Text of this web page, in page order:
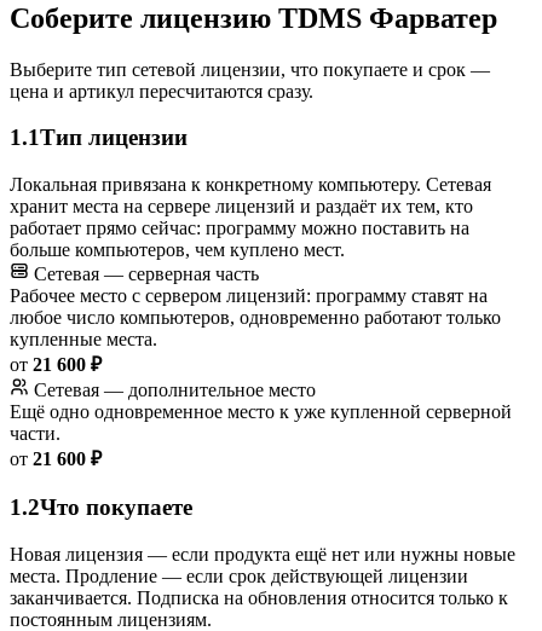
Соберите лицензию TDMS Фарватер
Выберите тип сетевой лицензии, что покупаете и срок —
цена и артикул пересчитаются сразу.
1.1Тип лицензии
Локальная привязана к конкретному компьютеру. Сетевая
хранит места на сервере лицензий и раздаёт их тем, кто
работает прямо сейчас: программу можно поставить на
больше компьютеров, чем куплено мест.
Сетевая — серверная часть
Рабочее место с сервером лицензий: программу ставят на
любое число компьютеров, одновременно работают только
купленные места.
от 21 600 ₽
Сетевая — дополнительное место
Ещё одно одновременное место к уже купленной серверной
части.
от 21 600 ₽
1.2Что покупаете
Новая лицензия — если продукта ещё нет или нужны новые
места. Продление — если срок действующей лицензии
заканчивается. Подписка на обновления относится только к
постоянным лицензиям.